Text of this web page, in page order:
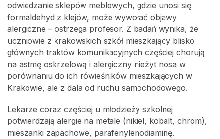
odwiedzanie sklepów meblowych, gdzie unosi się
formaldehyd z klejów, może wywołać objawy
alergiczne – ostrzega profesor. Z badań wynika, że
uczniowie z krakowskich szkół mieszkający blisko
głównych traktów komunikacyjnych częściej chorują
na astmę oskrzelową i alergiczny nieżyt nosa w
porównaniu do ich rówieśników mieszkających w
Krakowie, ale z dala od ruchu samochodowego.
Lekarze coraz częściej u młodzieży szkolnej
potwierdzają alergie na metale (nikiel, kobalt, chrom),
mieszanki zapachowe, parafenylenodiaminę.